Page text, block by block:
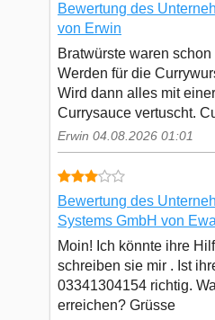
Bewertung des
von Erwin
Bratwürste waren
Werden für die
Wird dann alles mit
Currysauce vertuscht.
Erwin 04.08.2026 01:01
Bewertung des
Systems GmbH von
Moin! Ich könnte ihre
schreiben sie mir . Ist
03341304154 richtig.
erreichen? Grüsse